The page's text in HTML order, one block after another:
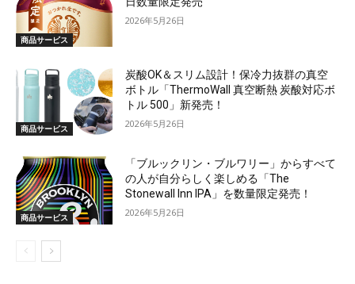
商品サービス
2026年5月26日
商品サービス
炭酸OK＆スリム設計！保冷力抜群の真空
ボトル「ThermoWall 真空断熱 炭酸対応ボ
トル 500」新発売！
2026年5月26日
商品サービス
「ブルックリン・ブルワリー」からすべて
の人が自分らしく楽しめる「The
Stonewall Inn IPA」を数量限定発売！
2026年5月26日